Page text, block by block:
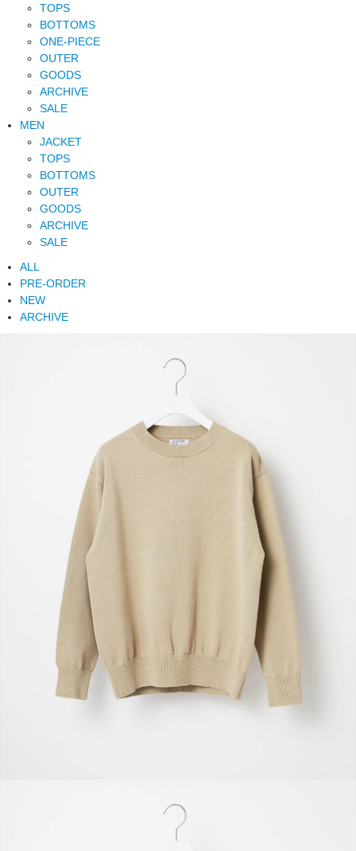
TOPS
BOTTOMS
ONE-PIECE
OUTER
GOODS
ARCHIVE
SALE
MEN
JACKET
TOPS
BOTTOMS
OUTER
GOODS
ARCHIVE
SALE
ALL
PRE-ORDER
NEW
ARCHIVE